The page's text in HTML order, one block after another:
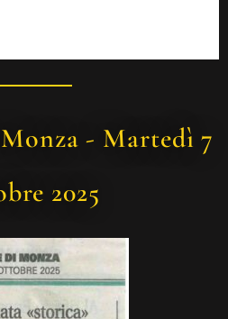
- Martedì 7
2025